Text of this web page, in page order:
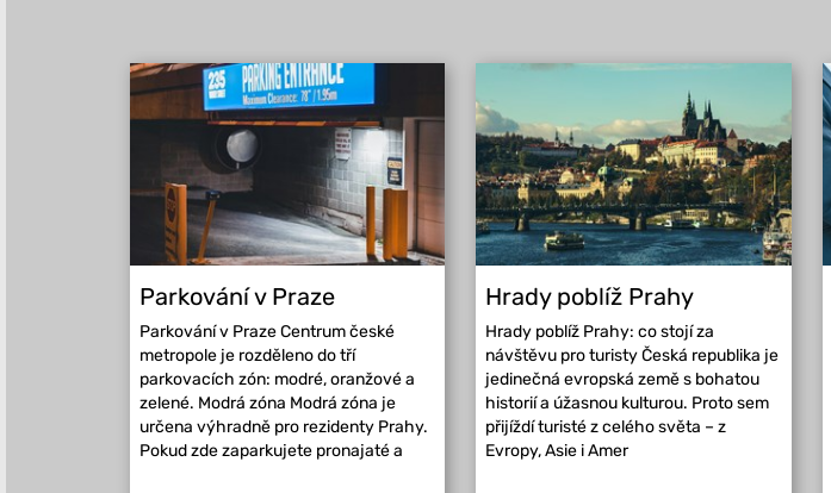
Parkování v Praze
Parkování v Praze Centrum české
metropole je rozděleno do tří
parkovacích zón: modré, oranžové a
zelené. Modrá zóna Modrá zóna je
určena výhradně pro rezidenty Prahy.
Pokud zde zaparkujete pronajaté a
Hrady poblíž Prahy
Hrady poblíž Prahy: co stojí za
návštěvu pro turisty Česká republika je
jedinečná evropská země s bohatou
historií a úžasnou kulturou. Proto sem
přijíždí turisté z celého světa – z
Evropy, Asie i Amer